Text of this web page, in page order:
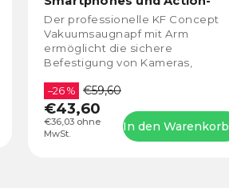
KamerasKF31.100
€36,03 ohne
MwSt.
–26 % €59,60
€43,60
In den Warenkorb
Der professionelle KF Concept
Vakuumsaugnapf mit Arm
ermöglicht die sichere
Befestigung von Kameras,
auf glatten Oberflächen. Er bietet
eine...